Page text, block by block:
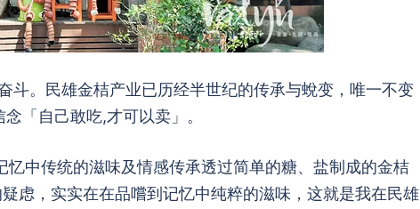
斗。民雄金桔产业已历经半世纪的传承与蛻变，唯一不变
「自己敢吃,才可以卖」。
中传统的滋味及情感传承透过简单的糖、盐制成的金桔
虑，实实在在品嚐到记忆中纯粹的滋味，这就是我在民雄